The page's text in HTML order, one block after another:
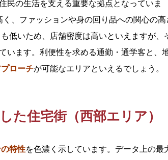
民の生活を支える重要な拠点となっていま
、ファッションや身の回り品への関心の高
低いため、店舗密度は高いといえますが、
います。利便性を求める通勤・通学客と、
ローチが可能なエリアといえるでしょう。
た住宅街（西部エリア）
特性を色濃く示しています。データ上の最